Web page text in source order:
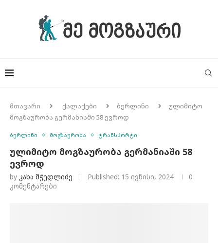
მთავარი ქალაქები ბერლინი
ულიმიტო
მოგზაურობა გერმანიაში 58 ევროდ
ბერლინი მოგზაურობა ტრანსპორტი
ულიმიტო მოგზაურობა გერმანიაში 58
ევროდ
by Კახა Მჭედლიძე Published: 15 ივნისი, 2024
0
კომენტარები